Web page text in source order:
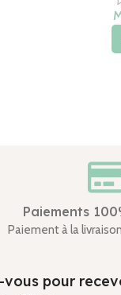
Paiements
Paiement à la
vous pour